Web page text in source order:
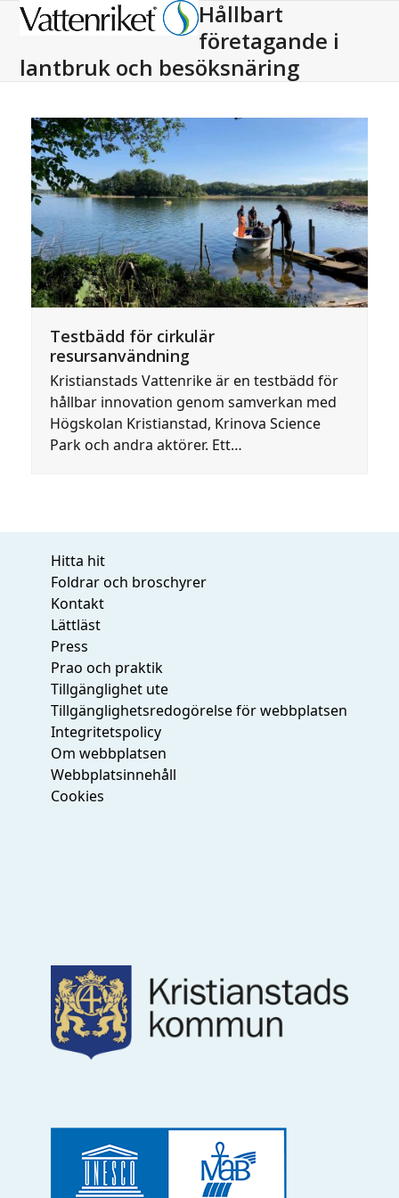
Open
menu
Close
menu
Hållbart
företagande i
lantbruk och besöksnäring
Testbädd för cirkulär
resursanvändning
Kristianstads Vattenrike är en testbädd för
hållbar innovation genom samverkan med
Högskolan Kristianstad, Krinova Science
Park och andra aktörer. Ett…
Hitta hit
Foldrar och broschyrer
Kontakt
Lättläst
Press
Prao och praktik
Tillgänglighet ute
Tillgänglighetsredogörelse för webbplatsen
Integritetspolicy
Om webbplatsen
Webbplatsinnehåll
Cookies